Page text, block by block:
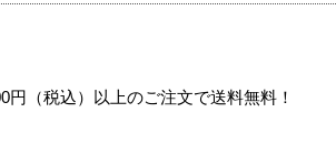
（税込）以上のご注文で送料無料！